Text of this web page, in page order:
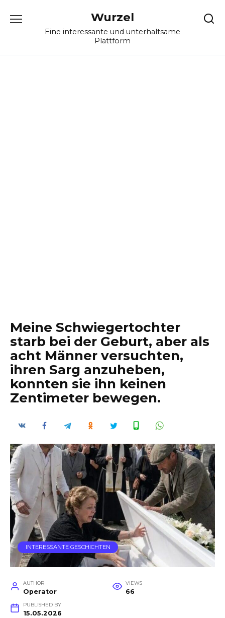
Wurzel
Eine interessante und unterhaltsame
Plattform
Meine Schwiegertochter
starb bei der Geburt, aber als
acht Männer versuchten,
ihren Sarg anzuheben,
konnten sie ihn keinen
Zentimeter bewegen.
INTERESSANTE GESCHICHTEN
AUTHOR
Operator
VIEWS
66
PUBLISHED BY
15.05.2026